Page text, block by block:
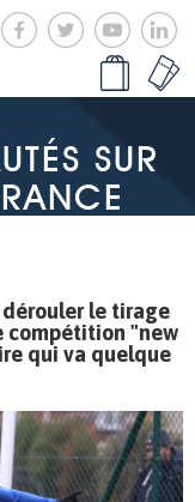
SUR
le tirage
compétition "new
qui va quelque